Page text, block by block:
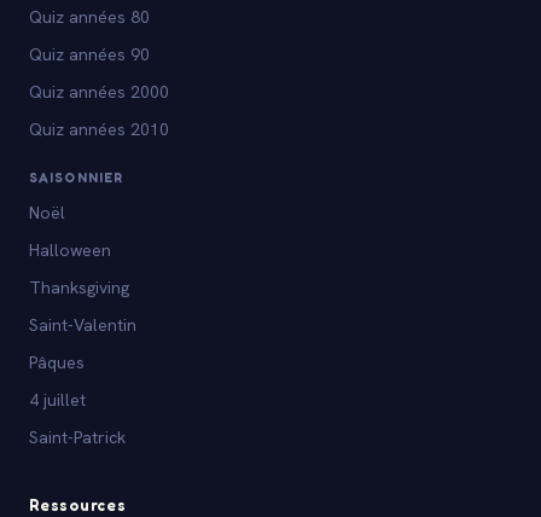
Quiz années 80
Quiz années 90
Quiz années 2000
Quiz années 2010
SAISONNIER
Noël
Halloween
Thanksgiving
Saint-Valentin
Pâques
4 juillet
Saint-Patrick
Ressources